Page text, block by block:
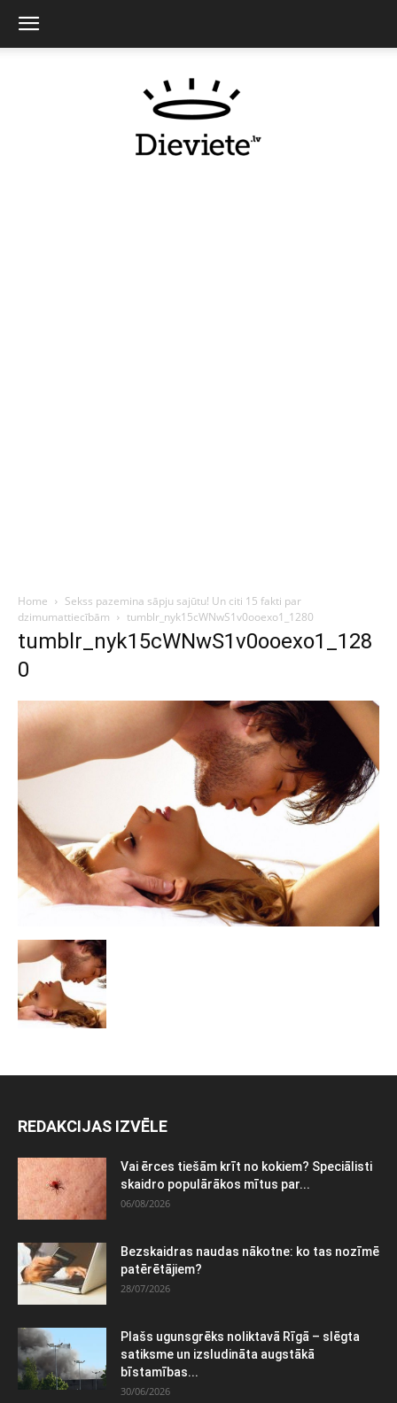
Home
Sekss pazemina sāpju sajūtu! Un citi 15 fakti par
dzimumattiecībām
tumblr_nyk15cWNwS1v0ooexo1_1280
tumblr_nyk15cWNwS1v0ooexo1_128
0
REDAKCIJAS IZVĒLE
Vai ērces tiešām krīt no kokiem? Speciālisti
skaidro populārākos mītus par...
06/08/2026
Bezskaidras naudas nākotne: ko tas nozīmē
patērētājiem?
28/07/2026
Plašs ugunsgrēks noliktavā Rīgā – slēgta
satiksme un izsludināta augstākā
bīstamības...
30/06/2026